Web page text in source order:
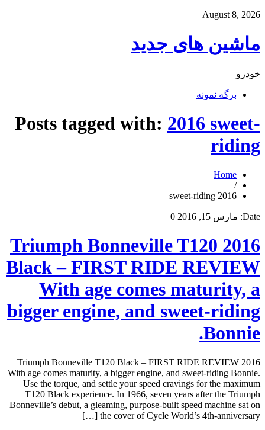
August 8, 2026
ماشین های جدید
خودرو
برگه نمونه
Posts tagged with: 2016 sweet-
riding
Home
/
2016 sweet-riding
Date: مارس 15, 2016 0
2016 Triumph Bonneville T120
Black – FIRST RIDE REVIEW
With age comes maturity, a
bigger engine, and sweet-riding
Bonnie.
2016 Triumph Bonneville T120 Black – FIRST RIDE REVIEW
With age comes maturity, a bigger engine, and sweet-riding Bonnie.
Use the torque, and settle your speed cravings for the maximum
T120 Black experience. In 1966, seven years after the Triumph
Bonneville’s debut, a gleaming, purpose-built speed machine sat on
the cover of Cycle World’s 4th-anniversary […]